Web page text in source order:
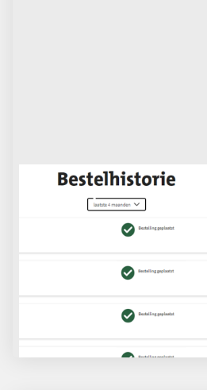
Bestelhistorie
de betaalstatus controleren en
knop een bestelling opnieuw in